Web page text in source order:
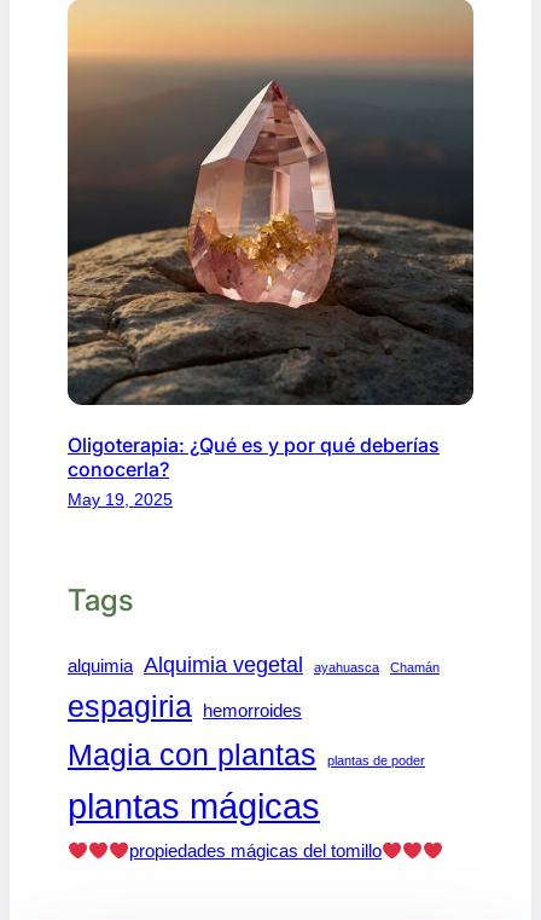
Oligoterapia: ¿Qué es y por qué deberías
conocerla?
May 19, 2025
Tags
alquimia Alquimia vegetal ayahuasca Chamán
espagiria hemorroides
Magia con plantas plantas de poder
plantas mágicas
propiedades mágicas del tomillo